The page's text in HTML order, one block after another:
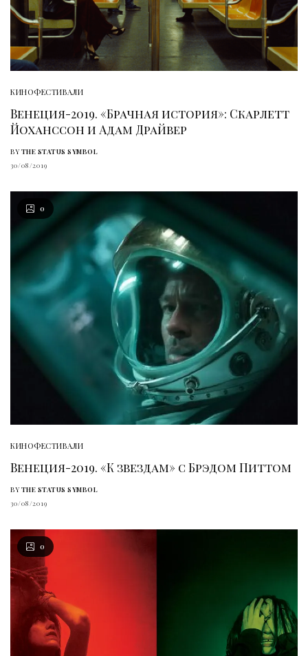
КИНОФЕСТИВАЛИ
Венеция-2019. «Брачная история»: Скарлетт
Йоханссон и Адам Драйвер
BY THE STATUS SYMBOL
30/08/2019
0
КИНОФЕСТИВАЛИ
Венеция-2019. «К звездам» с Брэдом Питтом
BY THE STATUS SYMBOL
30/08/2019
0